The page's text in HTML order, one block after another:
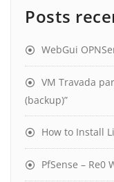
Posts
WebGui
VM Travada
(backup)”
How to Install
PfSense – Re0